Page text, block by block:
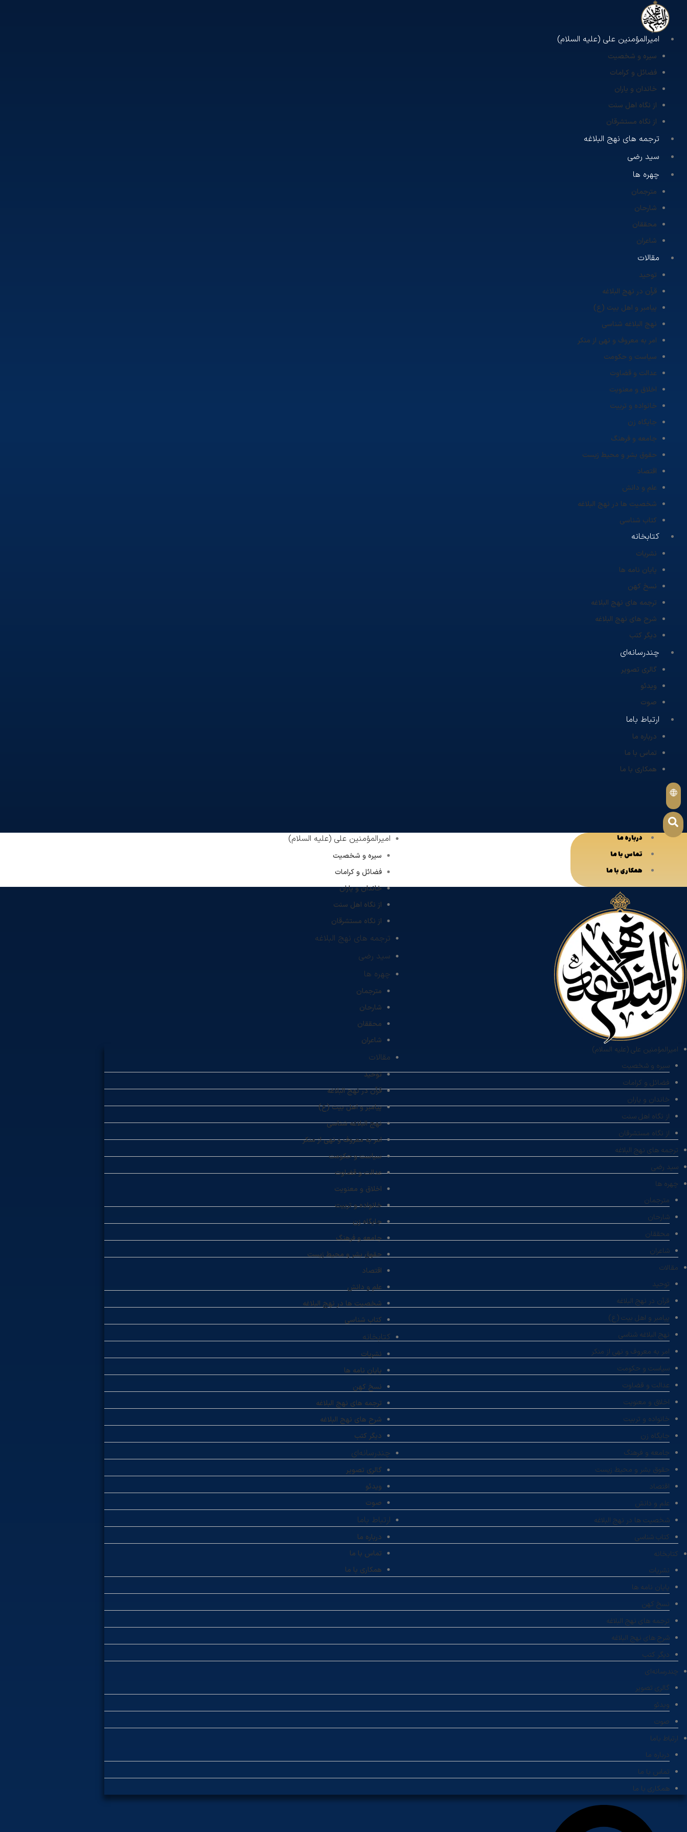
امیرالمؤمنین علی (علیه السلام)
سیره و شخصیت
فضائل و کرامات
خاندان و یاران
از نگاه اهل سنت
از نگاه مستشرقان
ترجمه های نهج البلاغه
سید رضی
چهره ها
مترجمان
شارحان
محققان
شاعران
مقالات
توحید
قرآن در نهج البلاغه
پیامبر و اهل بیت (ع)
نهج البلاغه شناسی
امر به معروف و نهی از منکر
سیاست و حکومت
عدالت و قضاوت
اخلاق و معنویت
خانواده و تربیت
جایگاه زن
جامعه و فرهنگ
حقوق بشر و محیط زیست
اقتصاد
علم و دانش
شخصیت ها در نهج البلاغه
کتاب شناسی
کتابخانه
نشریات
پایان نامه ها
نسخ کهن
ترجمه های نهج البلاغه
شرح های نهج البلاغه
دیگر کتب
چندرسانه‌ای
گالری تصویر
ویدئو
صوت
ارتباط باما
درباره ما
تماس با ما
همکاری با ما
امیرالمؤمنین علی (علیه السلام)
سیره و شخصیت
فضائل و کرامات
خاندان و یاران
از نگاه اهل سنت
از نگاه مستشرقان
ترجمه های نهج البلاغه
سید رضی
چهره ها
مترجمان
شارحان
محققان
شاعران
مقالات
توحید
قرآن در نهج البلاغه
پیامبر و اهل بیت (ع)
نهج البلاغه شناسی
امر به معروف و نهی از منکر
سیاست و حکومت
عدالت و قضاوت
اخلاق و معنویت
خانواده و تربیت
جایگاه زن
جامعه و فرهنگ
حقوق بشر و محیط زیست
اقتصاد
علم و دانش
شخصیت ها در نهج البلاغه
کتاب شناسی
کتابخانه
نشریات
پایان نامه ها
نسخ کهن
ترجمه های نهج البلاغه
شرح های نهج البلاغه
دیگر کتب
چندرسانه‌ای
گالری تصویر
ویدئو
صوت
ارتباط باما
درباره ما
تماس با ما
همکاری با ما
درباره ما
تماس با ما
همکاری با ما
امیرالمؤمنین علی (علیه السلام)
سیره و شخصیت
فضائل و کرامات
خاندان و یاران
از نگاه اهل سنت
از نگاه مستشرقان
ترجمه های نهج البلاغه
سید رضی
چهره ها
مترجمان
شارحان
محققان
شاعران
مقالات
توحید
قرآن در نهج البلاغه
پیامبر و اهل بیت (ع)
نهج البلاغه شناسی
امر به معروف و نهی از منکر
سیاست و حکومت
عدالت و قضاوت
اخلاق و معنویت
خانواده و تربیت
جایگاه زن
جامعه و فرهنگ
حقوق بشر و محیط زیست
اقتصاد
علم و دانش
شخصیت ها در نهج البلاغه
کتاب شناسی
کتابخانه
نشریات
پایان نامه ها
نسخ کهن
ترجمه های نهج البلاغه
شرح های نهج البلاغه
دیگر کتب
چندرسانه‌ای
گالری تصویر
ویدئو
صوت
ارتباط باما
درباره ما
تماس با ما
همکاری با ما